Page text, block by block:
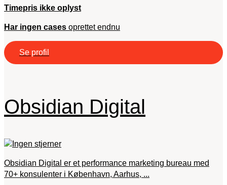
Timepris ikke oplyst
Har ingen cases oprettet endnu
Se profil
Obsidian Digital
Obsidian Digital er et performance marketing bureau med
70+ konsulenter i København, Aarhus, ...